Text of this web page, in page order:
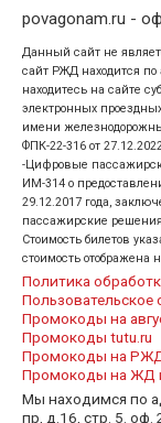
povagonam.ru -
Данный сайт не
сайт РЖД находится
находитесь на сайте
электронных
имени
ФПК-22-316 от
-Цифровые
ИМ-314 о
29.12.2017 года,
пассажирские
Стоимость билетов
стоимость отображена
Политика
Пользовательское
Промокоды на
Промокоды tutu.ru
Промокоды на
Промокоды на ЖД
Мы находимся по
пр, д.16, стр. 5. оф.